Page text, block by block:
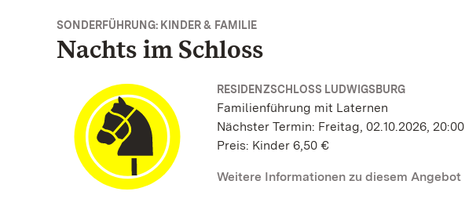
SONDERFÜHRUNG: KINDER & FAMILIE
Nachts im Schloss
RESIDENZSCHLOSS LUDWIGSBURG
Familienführung mit Laternen
Nächster Termin: Freitag, 02.10.2026, 20:00
Preis: Kinder 6,50 €
Weitere Informationen zu diesem Angebot